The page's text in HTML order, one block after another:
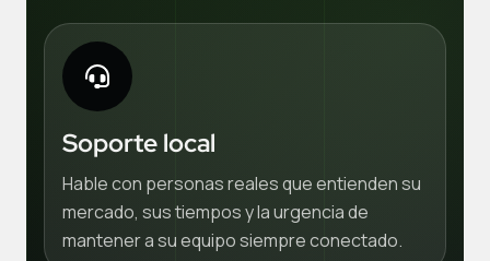
Soporte local
Hable con personas reales que entienden su
mercado, sus tiempos y la urgencia de
mantener a su equipo siempre conectado.